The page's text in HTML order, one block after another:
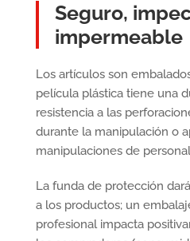
Seguro,
impermeable
Los artículos son
película plástica tiene una
resistencia a las
durante la manipulación o
manipulaciones de
La funda de protección
a los productos; un
profesional impacta